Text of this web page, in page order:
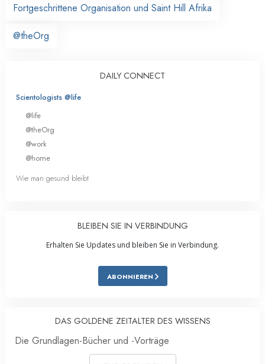
Fortgeschrittene Organisation und Saint Hill Afrika
@theOrg
DAILY CONNECT
Scientologists @life
@life
@theOrg
@work
@home
Wie man gesund bleibt
BLEIBEN SIE IN VERBINDUNG
Erhalten Sie Updates und bleiben Sie in Verbindung.
ABONNIEREN
DAS GOLDENE ZEITALTER DES WISSENS
Die Grundlagen-Bücher und -Vorträge